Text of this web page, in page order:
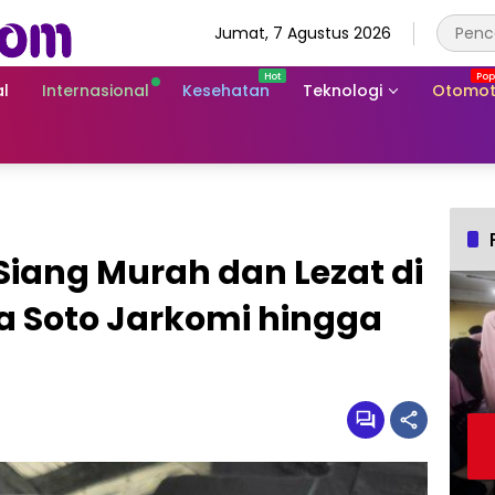
Jumat, 7 Agustus 2026
Internasional Kesehatan Teknologi
Murah dan Lezat di
Soto Jarkomi hingga